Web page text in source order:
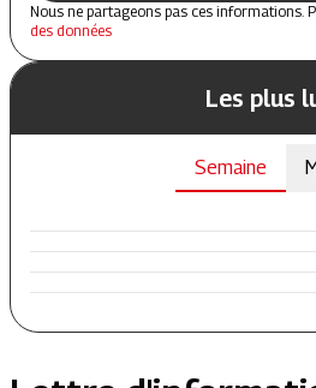
Nous ne partageons pas ces informations.
des données
Les plus
Semaine